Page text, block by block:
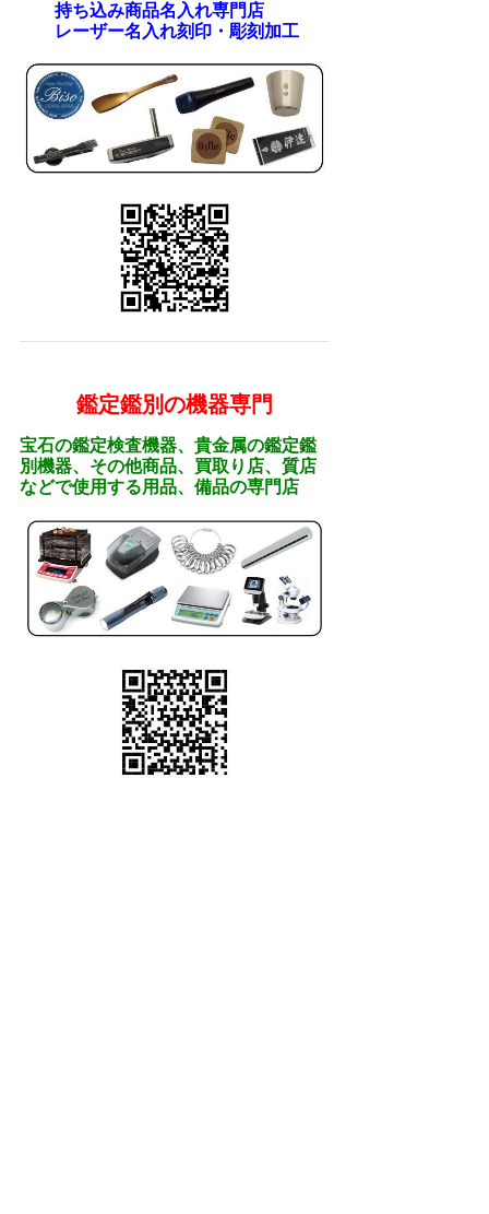
持ち込み商品名入れ専門店
レーザー名入れ刻印・彫刻加工
鑑定鑑別の機器専門
宝石の鑑定検査機器、貴金属の鑑定鑑
別機器、その他商品、買取り店、質店
などで使用する用品、備品の専門店